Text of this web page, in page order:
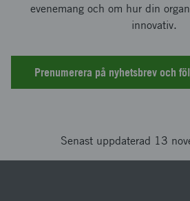
evenemang och om hur din
innovativ.
Prenumerera på nyhetsbrev och
Senast uppdaterad 13